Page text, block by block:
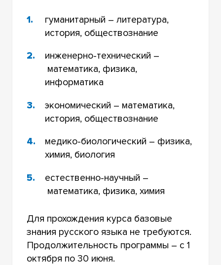
гуманитарный – литература,
история, обществознание
инженерно-технический –
математика, физика,
информатика
экономический – математика,
история, обществознание
медико-биологический – физика,
химия, биология
естественно-научный –
математика, физика, химия
Для прохождения курса базовые
знания русского языка не требуются.
Продолжительность программы – с 1
октября по 30 июня.